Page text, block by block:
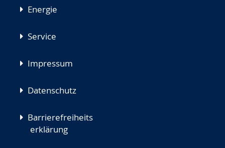
Energie
Service
Impressum
Datenschutz
Barrierefreiheits
erklärung